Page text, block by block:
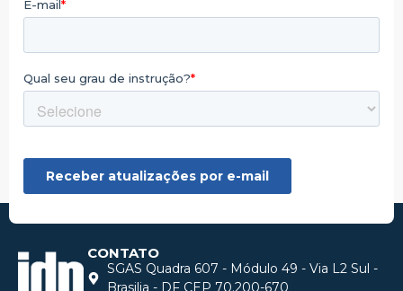
CONTATO
SGAS Quadra 607 - Módulo 49 - Via L2 Sul -
Brasilia - DF CEP 70.200-670